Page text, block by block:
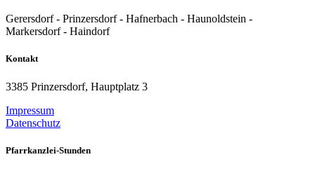
Gerersdorf - Prinzersdorf - Hafnerbach - Haunoldstein -
Markersdorf - Haindorf
Kontakt
3385 Prinzersdorf, Hauptplatz 3
Impressum
Datenschutz
Pfarrkanzlei-Stunden